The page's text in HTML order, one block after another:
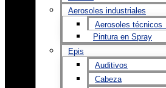
Aerosoles industriales
Aerosoles técnicos
Pintura en Spray
Epis
Auditivos
Cabeza